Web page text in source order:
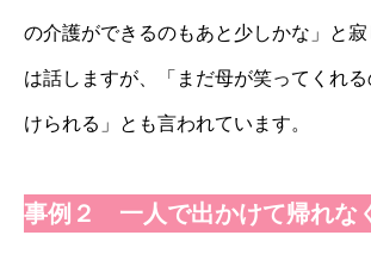
の介護ができるのもあと少しかな」と
は話しますが、「まだ母が笑ってくれ
けられる」とも言われています。
事例２ 一人で出かけて帰れな